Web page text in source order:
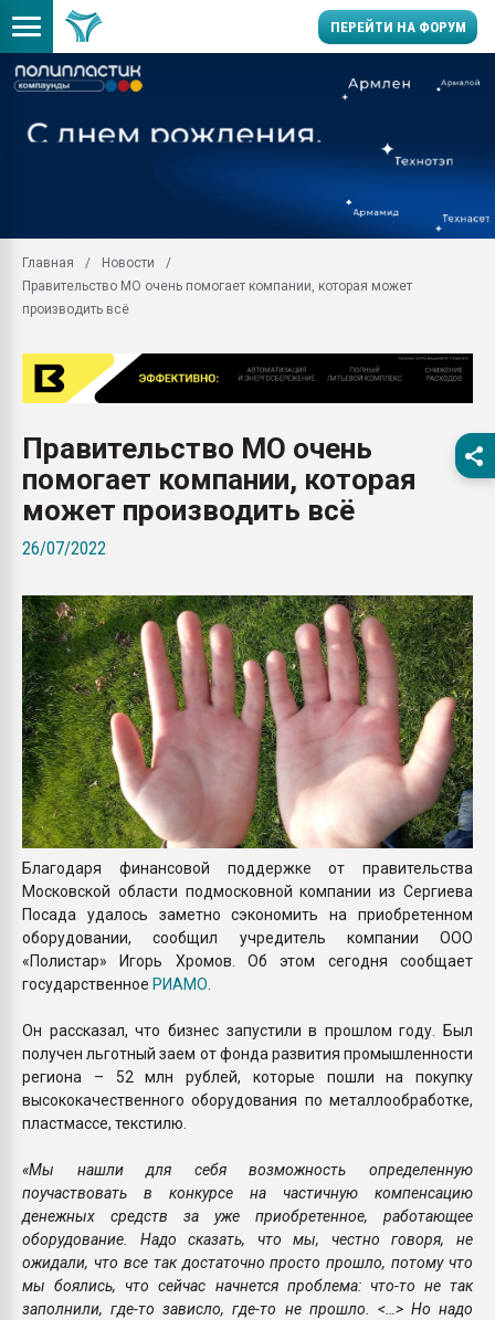
ПЕРЕЙТИ НА ФОРУМ
заводу пластмасс"
28.07.2026
первый план в
28.07.2026
ситуацией на
Всё, что касается
ПЕРЕЙТИ НА
Главная
Новости
Правительство МО очень помогает компании, которая может
производить всё
Правительство МО очень
помогает компании, которая
может производить всё
26/07/2022
Благодаря финансовой поддержке от правительства
Московской области подмосковной компании из Сергиева
Посада удалось заметно сэкономить на приобретенном
оборудовании, сообщил учредитель компании ООО
«Полистар» Игорь Хромов. Об этом сегодня сообщает
государственное РИАМО.
Он рассказал, что бизнес запустили в прошлом году. Был
получен льготный заем от фонда развития промышленности
региона – 52 млн рублей, которые пошли на покупку
высококачественного оборудования по металлообработке,
пластмассе, текстилю.
«Мы нашли для себя возможность определенную
поучаствовать в конкурсе на частичную компенсацию
денежных средств за уже приобретенное, работающее
оборудование. Надо сказать, что мы, честно говоря, не
ожидали, что все так достаточно просто прошло, потому что
мы боялись, что сейчас начнется проблема: что-то не так
заполнили, где-то зависло, где-то не прошло. <…> Но надо